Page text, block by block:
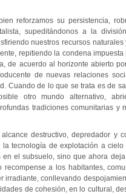
reforzamos su persistencia,
supeditándonos a la
nuestros recursos
repitiendo la condena
de acuerdo al horizonte abierto
de nuevas relaciones
Cuando de lo que se trata es de
otro mundo alternativo,
tradiciones comunitarias y
destructivo, depredador y
tecnología de explotación a
el subsuelo, sino que ahora
a los habitantes,
irradiante, conllevando
de cohesión, en lo cultural,